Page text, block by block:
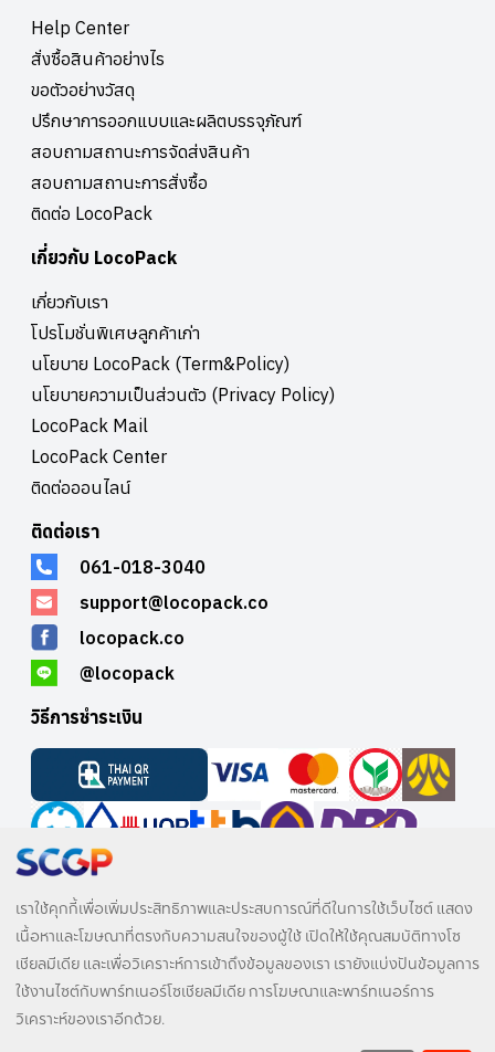
Help Center
สั่งซื้อสินค้าอย่างไร
ขอตัวอย่างวัสดุ
ปรึกษาการออกแบบและผลิตบรรจุภัณฑ์
สอบถามสถานะการจัดส่งสินค้า
สอบถามสถานะการสั่งซื้อ
ติดต่อ LocoPack
เกี่ยวกับ LocoPack
เกี่ยวกับเรา
โปรโมชั่นพิเศษลูกค้าเก่า
นโยบาย LocoPack (Term&Policy)
นโยบายความเป็นส่วนตัว (Privacy Policy)
LocoPack Mail
LocoPack Center
ติดต่อออนไลน์
ติดต่อเรา
061-018-3040
support@locopack.co
locopack.co
@locopack
วิธีการชำระเงิน
บริษัท อินวีนิค จำกัด
บริษัท อินวีนิค จำกัด
© 2025 LocoPack All rights reserved.
เราใช้คุกกี้เพื่อเพิ่มประสิทธิภาพและประสบการณ์ที่ดีในการใช้เว็บไซต์ แสดง
เนื้อหาและโฆษณาที่ตรงกับความสนใจของผู้ใช้ เปิดให้ใช้คุณสมบัติทางโซ
เชียลมีเดีย และเพื่อวิเคราะห์การเข้าถึงข้อมูลของเรา เรายังแบ่งปันข้อมูลการ
ใช้งานไซต์กับพาร์ทเนอร์โซเชียลมีเดีย การโฆษณาและพาร์ทเนอร์การ
วิเคราะห์ของเราอีกด้วย.